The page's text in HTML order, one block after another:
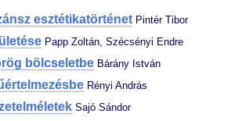
esztétikatörténet Pintér Tibor
Papp Zoltán, Szécsényi Endre
bölcseletbe Bárány István
Rényi András
Sajó Sándor